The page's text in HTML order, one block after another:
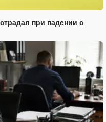
при падении с